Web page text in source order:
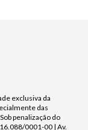
exclusiva da
das
penalização do
0001-00 | Av.